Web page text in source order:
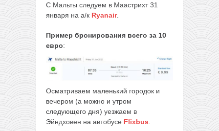
С Мальты следуем в Маастрихт 31
января на а/к Ryanair.
Пример бронирования всего за 10
евро:
Осматриваем маленький городок и
вечером (а можно и утром
следующего дня) уезжаем в
Эйндховен на автобусе Flixbus.